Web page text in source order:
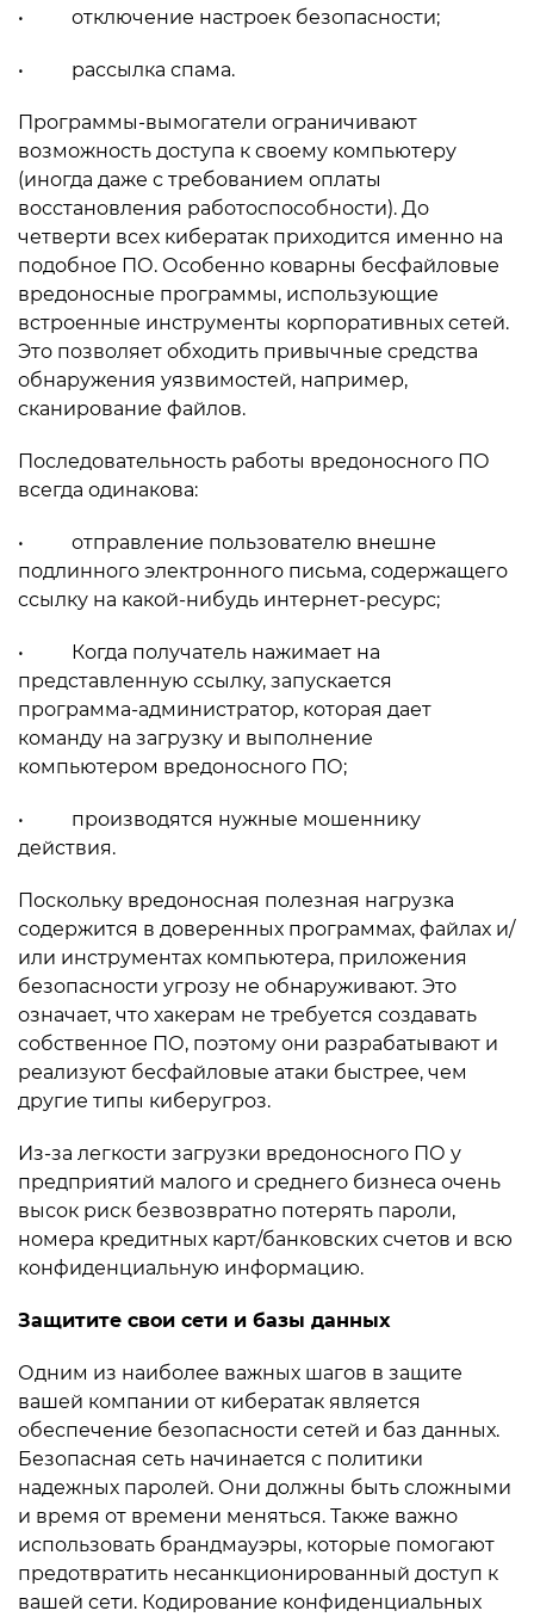
• отключение настроек безопасности;
• рассылка спама.
Программы-вымогатели ограничивают
возможность доступа к своему компьютеру
(иногда даже с требованием оплаты
восстановления работоспособности). До
четверти всех кибератак приходится именно на
подобное ПО. Особенно коварны бесфайловые
вредоносные программы, использующие
встроенные инструменты корпоративных сетей.
Это позволяет обходить привычные средства
обнаружения уязвимостей, например,
сканирование файлов.
Последовательность работы вредоносного ПО
всегда одинакова:
• отправление пользователю внешне
подлинного электронного письма, содержащего
ссылку на какой-нибудь интернет-ресурс;
• Когда получатель нажимает на
представленную ссылку, запускается
программа-администратор, которая дает
команду на загрузку и выполнение
компьютером вредоносного ПО;
• производятся нужные мошеннику
действия.
Поскольку вредоносная полезная нагрузка
содержится в доверенных программах, файлах и/
или инструментах компьютера, приложения
безопасности угрозу не обнаруживают. Это
означает, что хакерам не требуется создавать
собственное ПО, поэтому они разрабатывают и
реализуют бесфайловые атаки быстрее, чем
другие типы киберугроз.
Из-за легкости загрузки вредоносного ПО у
предприятий малого и среднего бизнеса очень
высок риск безвозвратно потерять пароли,
номера кредитных карт/банковских счетов и всю
конфиденциальную информацию.
Защитите свои сети и базы данных
Одним из наиболее важных шагов в защите
вашей компании от кибератак является
обеспечение безопасности сетей и баз данных.
Безопасная сеть начинается с политики
надежных паролей. Они должны быть сложными
и время от времени меняться. Также важно
использовать брандмауэры, которые помогают
предотвратить несанкционированный доступ к
вашей сети. Кодирование конфиденциальных